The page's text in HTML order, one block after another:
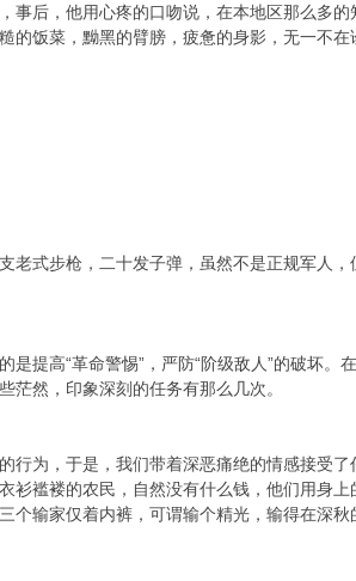
事后，他用心疼的口吻说，在本地区那么多
饭菜，黝黑的臂膀，疲惫的身影，无一不在
老式步枪，二十发子弹，虽然不是正规军人
是提高“革命警惕”，严防“阶级敌人”的破坏
茫然，印象深刻的任务有那么几次。
行为，于是，我们带着深恶痛绝的情感接受
衫褴褛的农民，自然没有什么钱，他们用身
个输家仅着内裤，可谓输个精光，输得在深